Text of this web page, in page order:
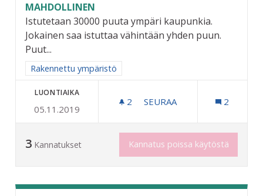
MAHDOLLINEN
Istutetaan 30000 puuta ympäri kaupunkia.
Jokainen saa istuttaa vähintään yhden puun.
Puut...
Rajaa tulokset aihepiirin mukaan: Rakennettu ympäristö
Rakennettu ympäristö
LUONTIAIKA
05.11.2019
2 2 SEURAAJAA
SEURAA 2
3 Kannatukset Kannatus poissa käytöstä